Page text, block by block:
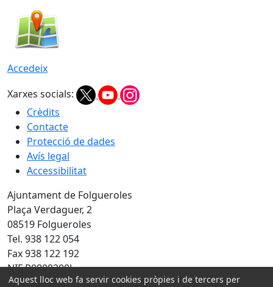
Accedeix
Xarxes socials:
Crèdits
Contacte
Protecció de dades
Avís legal
Accessibilitat
Ajuntament de Folgueroles
Plaça Verdaguer, 2
08519 Folgueroles
Tel. 938 122 054
Fax 938 122 192
NIF P0808200J
Aquest lloc web fa servir cookies pròpies i de tercers per